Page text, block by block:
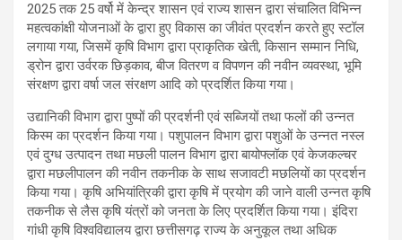
2025 तक 25 वर्षो में केन्द्र शासन एवं राज्य शासन द्वारा संचालित विभिन्न
महत्वकांक्षी योजनाओं के द्वारा हुए विकास का जीवंत प्रदर्शन करते हुए स्टॉल
लगाया गया, जिसमें कृषि विभाग द्वारा प्राकृतिक खेती, किसान सम्मान निधि,
ड्रोन द्वारा उर्वरक छिड़काव, बीज वितरण व विपणन की नवीन व्यवस्था, भूमि
संरक्षण द्वारा वर्षा जल संरक्षण आदि को प्रदर्शित किया गया।
उद्यानिकी विभाग द्वारा पुष्पों की प्रदर्शनी एवं सब्जियों तथा फलों की उन्नत
किस्म का प्रदर्शन किया गया। पशुपालन विभाग द्वारा पशुओं के उन्नत नस्ल
एवं दुग्ध उत्पादन तथा मछली पालन विभाग द्वारा बायोफ्लॉक एवं केजकल्चर
द्वारा मछलीपालन की नवीन तकनीक के साथ सजावटी मछलियों का प्रदर्शन
किया गया। कृषि अभियांत्रिकी द्वारा कृषि में प्रयोग की जाने वाली उन्नत कृषि
तकनीक से लैस कृषि यंत्रों को जनता के लिए प्रदर्शित किया गया। इंदिरा
गांधी कृषि विश्वविद्यालय द्वारा छत्तीसगढ़ राज्य के अनुकूल तथा अधिक